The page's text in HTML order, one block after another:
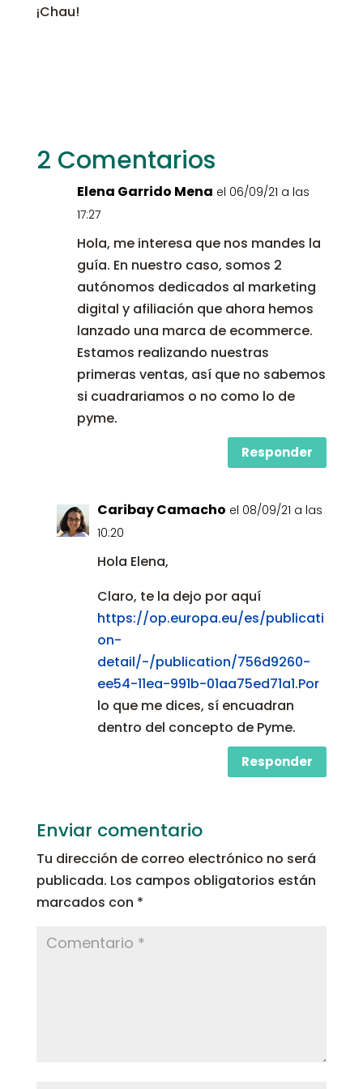
¡Chau!
2 Comentarios
Elena Garrido Mena el 06/09/21 a las
17:27
Hola, me interesa que nos mandes la
guía. En nuestro caso, somos 2
autónomos dedicados al marketing
digital y afiliación que ahora hemos
lanzado una marca de ecommerce.
Estamos realizando nuestras
primeras ventas, así que no sabemos
si cuadrariamos o no como lo de
pyme.
Responder
Caribay Camacho el 08/09/21 a las
10:20
Hola Elena,
Claro, te la dejo por aquí
https://op.europa.eu/es/publicati
on-
detail/-/publication/756d9260-
ee54-11ea-991b-01aa75ed71a1.Por
lo que me dices, sí encuadran
dentro del concepto de Pyme.
Responder
Enviar comentario
Tu dirección de correo electrónico no será
publicada. Los campos obligatorios están
marcados con *